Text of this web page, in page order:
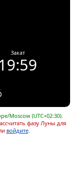
Закат
19:59
Moscow (UTC+02:30).
фазу Луны для
войдите.